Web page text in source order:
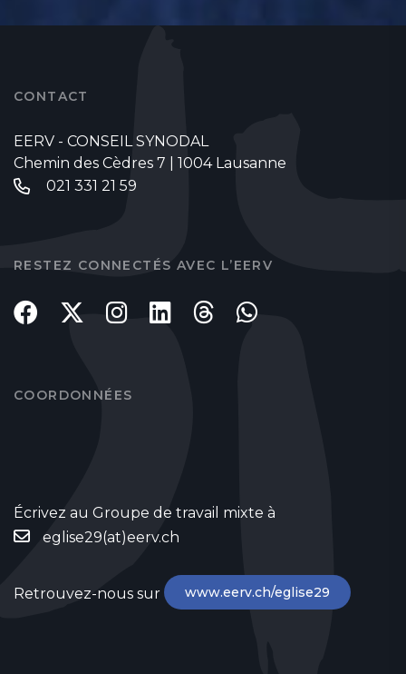
CONTACT
EERV - CONSEIL SYNODAL
Chemin des Cèdres 7 | 1004 Lausanne
021 331 21 59
RESTEZ CONNECTÉS AVEC L’EERV
COORDONNÉES
Écrivez au Groupe de travail mixte à
eglise29(at)eerv.ch
Retrouvez-nous sur www.eerv.ch/eglise29